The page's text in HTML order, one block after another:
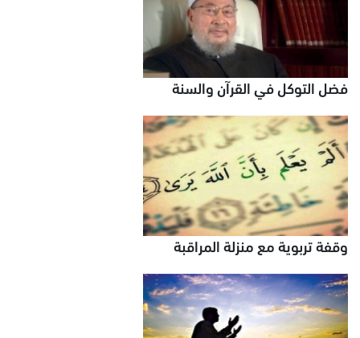
فضل التوكل في القرآن والسنة
وقفة تربوية مع منزلة المراقبة